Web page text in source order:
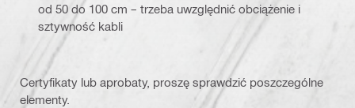
od 50 do 100 cm – trzeba uwzględnić obciążenie i
sztywność kabli
Certyfikaty lub aprobaty, proszę sprawdzić poszczególne
elementy.